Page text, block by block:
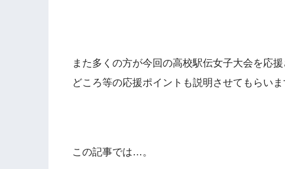
また多くの方が今回の高校駅伝女子大会を応
どころ等の応援ポイントも説明させてもらいま
この記事では…。